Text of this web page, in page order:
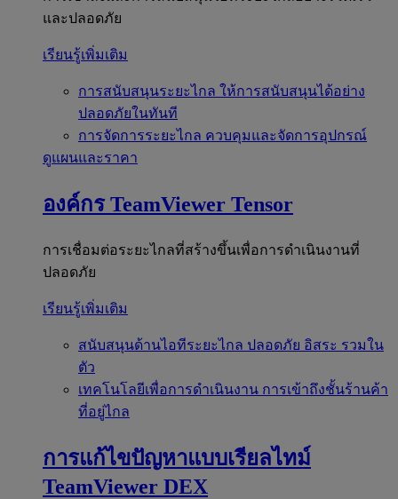
และปลอดภัย
เรียนรู้เพิ่มเติม
การสนับสนุนระยะไกล ให้การสนับสนุนได้อย่าง
ปลอดภัยในทันที
การจัดการระยะไกล ควบคุมและจัดการอุปกรณ์
ดูแผนและราคา
องค์กร TeamViewer Tensor
การเชื่อมต่อระยะไกลที่สร้างขึ้นเพื่อการดำเนินงานที่
ปลอดภัย
เรียนรู้เพิ่มเติม
สนับสนุนด้านไอทีระยะไกล ปลอดภัย อิสระ รวมใน
ตัว
เทคโนโลยีเพื่อการดำเนินงาน การเข้าถึงชั้นร้านค้า
ที่อยู่ไกล
การแก้ไขปัญหาแบบเรียลไทม์
TeamViewer DEX